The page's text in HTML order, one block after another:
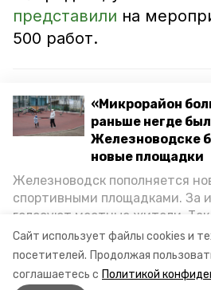
Сайт использует файлы cookies и
посетителей. Продолжая
соглашаетесь с Политикой
«Микрорайон
раньше негде
Железноводске
новые площадки
Железноводск пополняется
спортивными площадками. За
голосуют местные жители.
Октябрьской уже появилось
пространство для отдыха, а в
приступили к возведению
Подробнее о том, как она
представили на
500 работ.
Дарить эмоции и влюблять в
форум гидов-экскурсоводов
края провели на КМВ
Владимир Владимиров
школы в Иноземцево
железноводск форум